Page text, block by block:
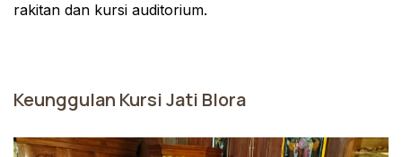
rakitan dan kursi auditorium.
Keunggulan Kursi Jati Blora